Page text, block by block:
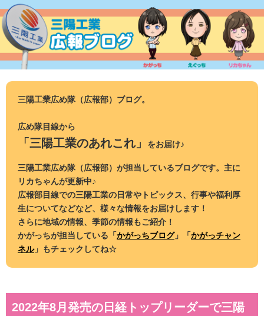
ン
テ
ツ
三陽工業広め隊（広報部）ブログ。
広め隊目線から
「三陽工業のあれこれ」 をお届け♪
三陽工業広め隊（広報部）が担当しているブログです。主に
リカちゃんが更新中♪
広報部目線での三陽工業の日常やトピックス、行事や福利厚
生についてなどなど、様々な情報をお届けします！
さらに地域の情報、季節の情報もご紹介！
かがっちが担当している「かがっちブログ」「かがっチャン
ネル」もチェックしてね☆
2022年8月発売の日経トップリーダーで三陽